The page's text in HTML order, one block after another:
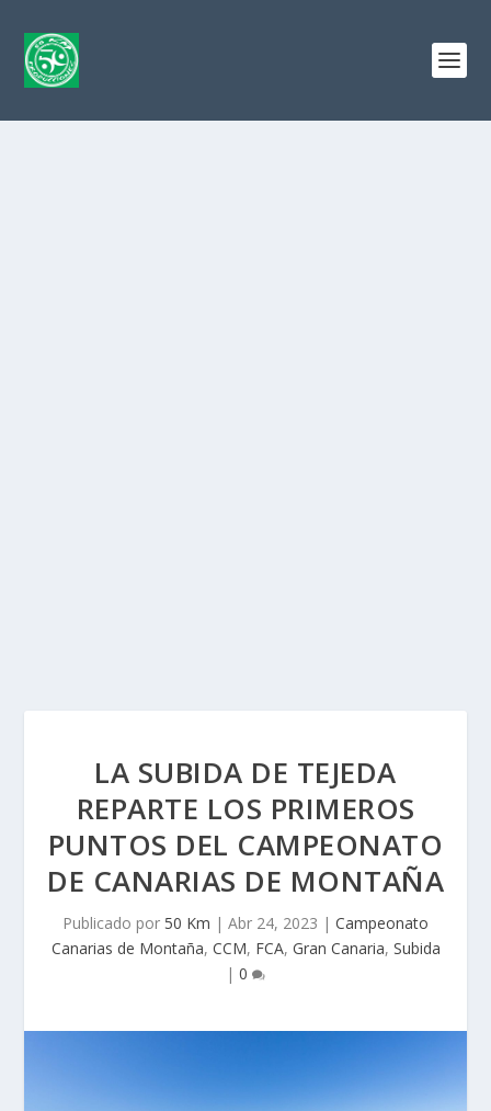
LA SUBIDA DE TEJEDA
REPARTE LOS PRIMEROS
PUNTOS DEL CAMPEONATO
DE CANARIAS DE MONTAÑA
Publicado por 50 Km | Abr 24, 2023 | Campeonato
Canarias de Montaña, CCM, FCA, Gran Canaria, Subida
| 0